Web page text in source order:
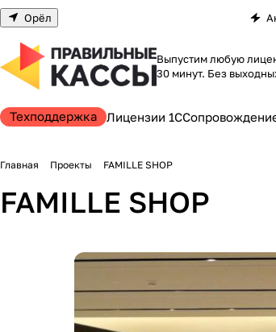
Орёл
Выпустим любую
30 минут. Без
Техподдержка Лицензии 1С
Главная Проекты FAMILLE SHOP
FAMILLE SHOP